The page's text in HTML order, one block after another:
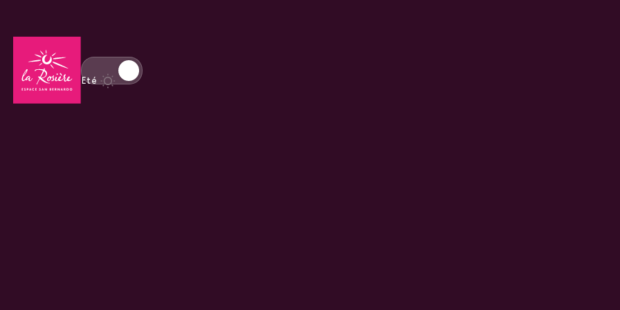
Basculer l'affichage en mode hiver
Eté